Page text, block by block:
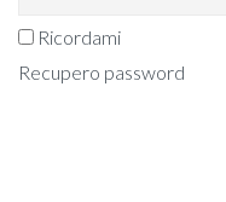
Ricordami
Recupero password